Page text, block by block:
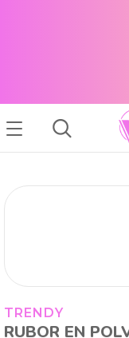
TRENDY
RUBOR EN